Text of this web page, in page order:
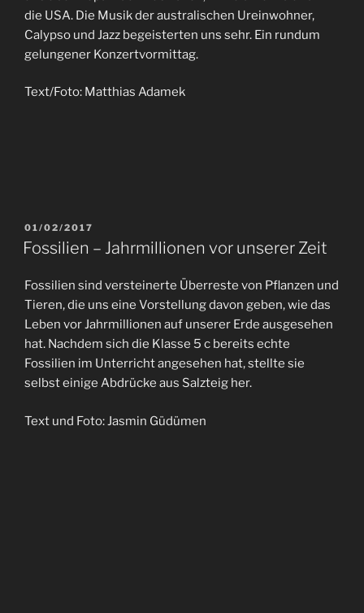
die USA. Die Musik der australischen Ureinwohner,
Calypso und Jazz begeisterten uns sehr. Ein rundum
gelungener Konzertvormittag.
Text/Foto: Matthias Adamek
01/02/2017
Fossilien – Jahrmillionen vor unserer Zeit
Fossilien sind versteinerte Überreste von Pflanzen und
Tieren, die uns eine Vorstellung davon geben, wie das
Leben vor Jahrmillionen auf unserer Erde ausgesehen
hat. Nachdem sich die Klasse 5 c bereits echte
Fossilien im Unterricht angesehen hat, stellte sie
selbst einige Abdrücke aus Salzteig her.
Text und Foto: Jasmin Güdümen